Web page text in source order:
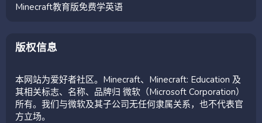
Minecraft教育版免费学英语
版权信息
本网站为爱好者社区。Minecraft、Minecraft: Education 及
其相关标志、名称、品牌归 微软（Microsoft Corporation）
所有。我们与微软及其子公司无任何隶属关系，也不代表官
方立场。